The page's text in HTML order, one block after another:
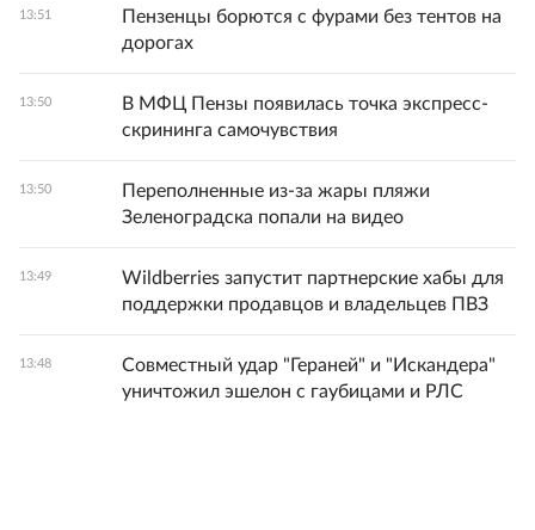
13:51
Пензенцы борются с фурами без тентов на
дорогах
13:50
В МФЦ Пензы появилась точка экспресс-
скрининга самочувствия
13:50
Переполненные из-за жары пляжи
Зеленоградска попали на видео
13:49
Wildberries запустит партнерские хабы для
поддержки продавцов и владельцев ПВЗ
13:48
Совместный удар "Гераней" и "Искандера"
уничтожил эшелон с гаубицами и РЛС